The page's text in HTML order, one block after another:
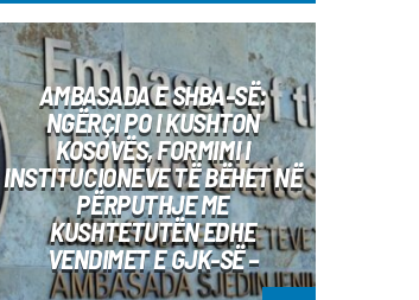
AMBASADA E SHBA-SË:
NGËRÇI PO I KUSHTON
KOSOVËS, FORMIMI I
INSTITUCIONEVE TË BËHET NË
PËRPUTHJE ME
KUSHTETUTËN EDHE
VENDIMET E GJK-SË –